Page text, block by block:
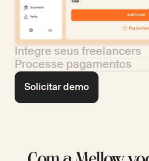
Integre seus freelancers
Processe pagamentos
Solicitar demo